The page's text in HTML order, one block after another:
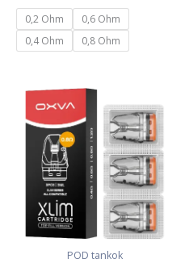
/
0,2 Ohm
0,6 Ohm
0,4 Ohm
0,8 Ohm
POD tankok